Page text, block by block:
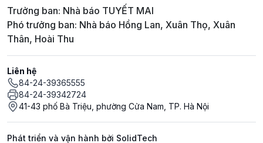
Trưởng ban: Nhà báo TUYẾT MAI
Phó trưởng ban: Nhà báo Hồng Lan, Xuân Thọ, Xuân
Thân, Hoài Thu
Liên hệ
84-24-39365555
84-24-39342724
41-43 phố Bà Triệu, phường Cửa Nam, TP. Hà Nội
Phát triển và vận hành bởi SolidTech